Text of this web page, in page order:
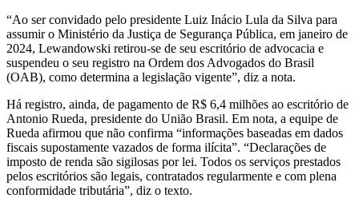
“Ao ser convidado pelo presidente Luiz Inácio Lula da Silva para
assumir o Ministério da Justiça de Segurança Pública, em janeiro de
2024, Lewandowski retirou-se de seu escritório de advocacia e
suspendeu o seu registro na Ordem dos Advogados do Brasil
(OAB), como determina a legislação vigente”, diz a nota.
Há registro, ainda, de pagamento de R$ 6,4 milhões ao escritório de
Antonio Rueda, presidente do União Brasil. Em nota, a equipe de
Rueda afirmou que não confirma “informações baseadas em dados
fiscais supostamente vazados de forma ilícita”. “Declarações de
imposto de renda são sigilosas por lei. Todos os serviços prestados
pelos escritórios são legais, contratados regularmente e com plena
conformidade tributária”, diz o texto.